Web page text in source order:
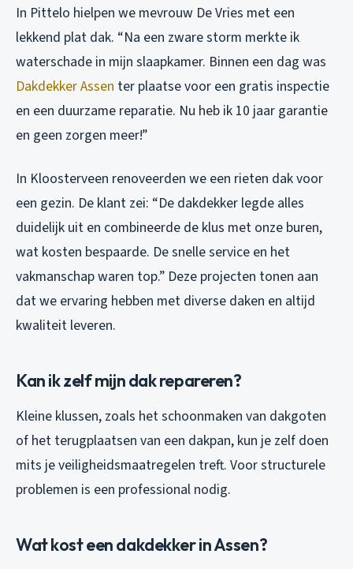
In Pittelo hielpen we mevrouw De Vries met een
lekkend plat dak. “Na een zware storm merkte ik
waterschade in mijn slaapkamer. Binnen een dag was
Dakdekker Assen ter plaatse voor een gratis inspectie
en een duurzame reparatie. Nu heb ik 10 jaar garantie
en geen zorgen meer!”
In Kloosterveen renoveerden we een rieten dak voor
een gezin. De klant zei: “De dakdekker legde alles
duidelijk uit en combineerde de klus met onze buren,
wat kosten bespaarde. De snelle service en het
vakmanschap waren top.” Deze projecten tonen aan
dat we ervaring hebben met diverse daken en altijd
kwaliteit leveren.
Kan ik zelf mijn dak repareren?
Kleine klussen, zoals het schoonmaken van dakgoten
of het terugplaatsen van een dakpan, kun je zelf doen
mits je veiligheidsmaatregelen treft. Voor structurele
problemen is een professional nodig.
Wat kost een dakdekker in Assen?